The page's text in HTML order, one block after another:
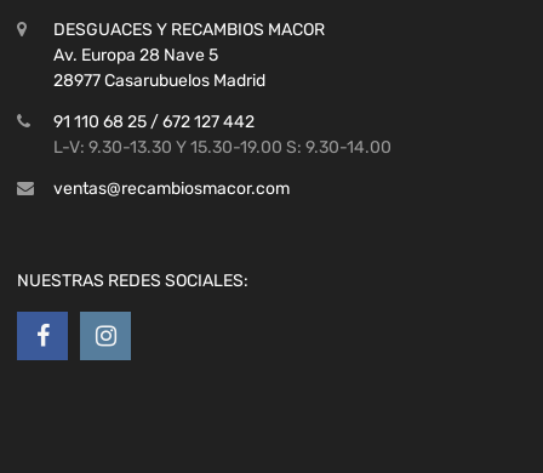
DESGUACES Y RECAMBIOS MACOR
Av. Europa 28 Nave 5
28977 Casarubuelos Madrid
91 110 68 25 / 672 127 442
L-V: 9.30-13.30 Y 15.30-19.00 S: 9.30-14.00
ventas@recambiosmacor.com
NUESTRAS REDES SOCIALES: